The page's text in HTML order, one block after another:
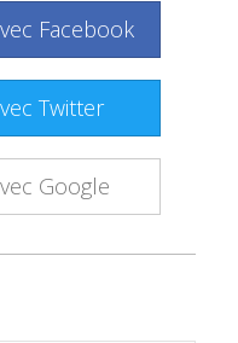
Facebook
Twitter
Google